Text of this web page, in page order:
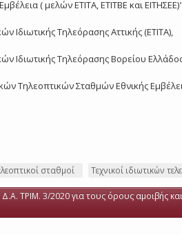
( μελών ΕΤΙΤΑ, ΕΤΙΤΒΕ και
Ιδιωτικής Τηλεόρασης Αττικής (ΕΤΙΤΑ),
Ιδιωτικής Τηλεόρασης Βορείου
Τηλεοπτικών Σταθμών Εθνικής
σταθμοί Τεχνικοί ιδιωτικών
ΤΡΙΜ. 3/2020 για τους όρους αμοιβής